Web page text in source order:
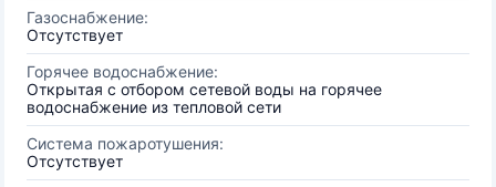
Газоснабжение:
Отсутствует
Горячее водоснабжение:
Открытая с отбором сетевой воды на горячее
водоснабжение из тепловой сети
Система пожаротушения:
Отсутствует